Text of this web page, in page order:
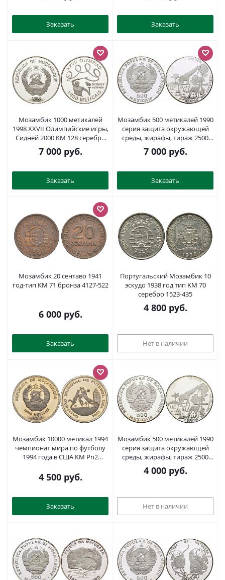
Заказать Заказать
Мозамбик 1000 метикалей
1998 XXVII Олимпийские игры,
Сидней 2000 KM 128 серебро
PROOF 11-327-22
7 000руб.
Заказать
Мозамбик 500 метикалей 1990
серия защита окружающей
среды, жирафы, тираж 2500
экз. KM 113 серебро PROOF
1076-9-52
7 000руб.
Заказать
Мозамбик 20 сентаво 1941
год-тип KM 71 бронза 4127-522
6 000руб.
Заказать
Португальский Мозамбик 10
эскудо 1938 год тип KM 70
серебро 1523-435
4 800руб.
Нет в наличии
Мозамбик 10000 метикал 1994
чемпионат мира по футболу
1994 года в США KM Pn2
43
4 500руб.
Заказать
Мозамбик 500 метикалей 1990
серия защита окружающей
среды, жирафы, тираж 2500
экз. KM 113 серебро PROOF
1098-2-64
4 000руб.
Нет в наличии